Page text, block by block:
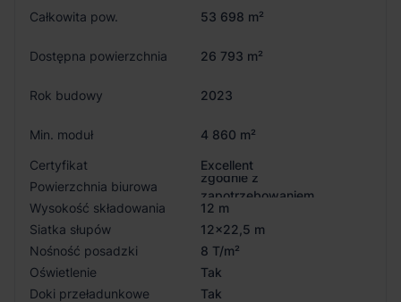
Całkowita pow. 53 698 m²
Dostępna powierzchnia 26 793 m²
Rok budowy 2023
Min. moduł
4 860 m²
Certyfikat
Excellent
Powierzchnia biurowa
zgodnie z
zapotrzebowaniem
Wysokość składowania
12 m
Siatka słupów
12x22,5 m
Nośność posadzki
8 T/m²
Oświetlenie
Tak
Doki przeładunkowe
Tak